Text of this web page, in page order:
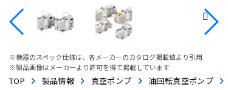
※機器のスペック仕様は、各メーカーのカタログ掲載値より引用
※製品画像はメーカーより許可を得て掲載しています
TOP 製品情報 真空ポンプ 油回転真空ポンプ